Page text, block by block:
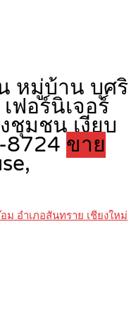
หมู่บ้าน บุศริ
ฟอร์นิเจอร์
ชุมชน เงียบ
8724 ขาย
อำเภอสันทราย เชียงใหม่